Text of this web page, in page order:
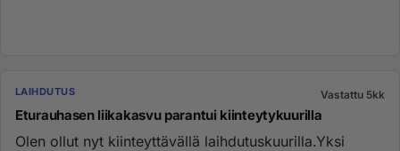
LAIHDUTUS Vastattu 5kk
Eturauhasen liikakasvu parantui kiinteytykuurilla
Olen ollut nyt kiinteyttävällä laihdutuskuurilla.Yksi